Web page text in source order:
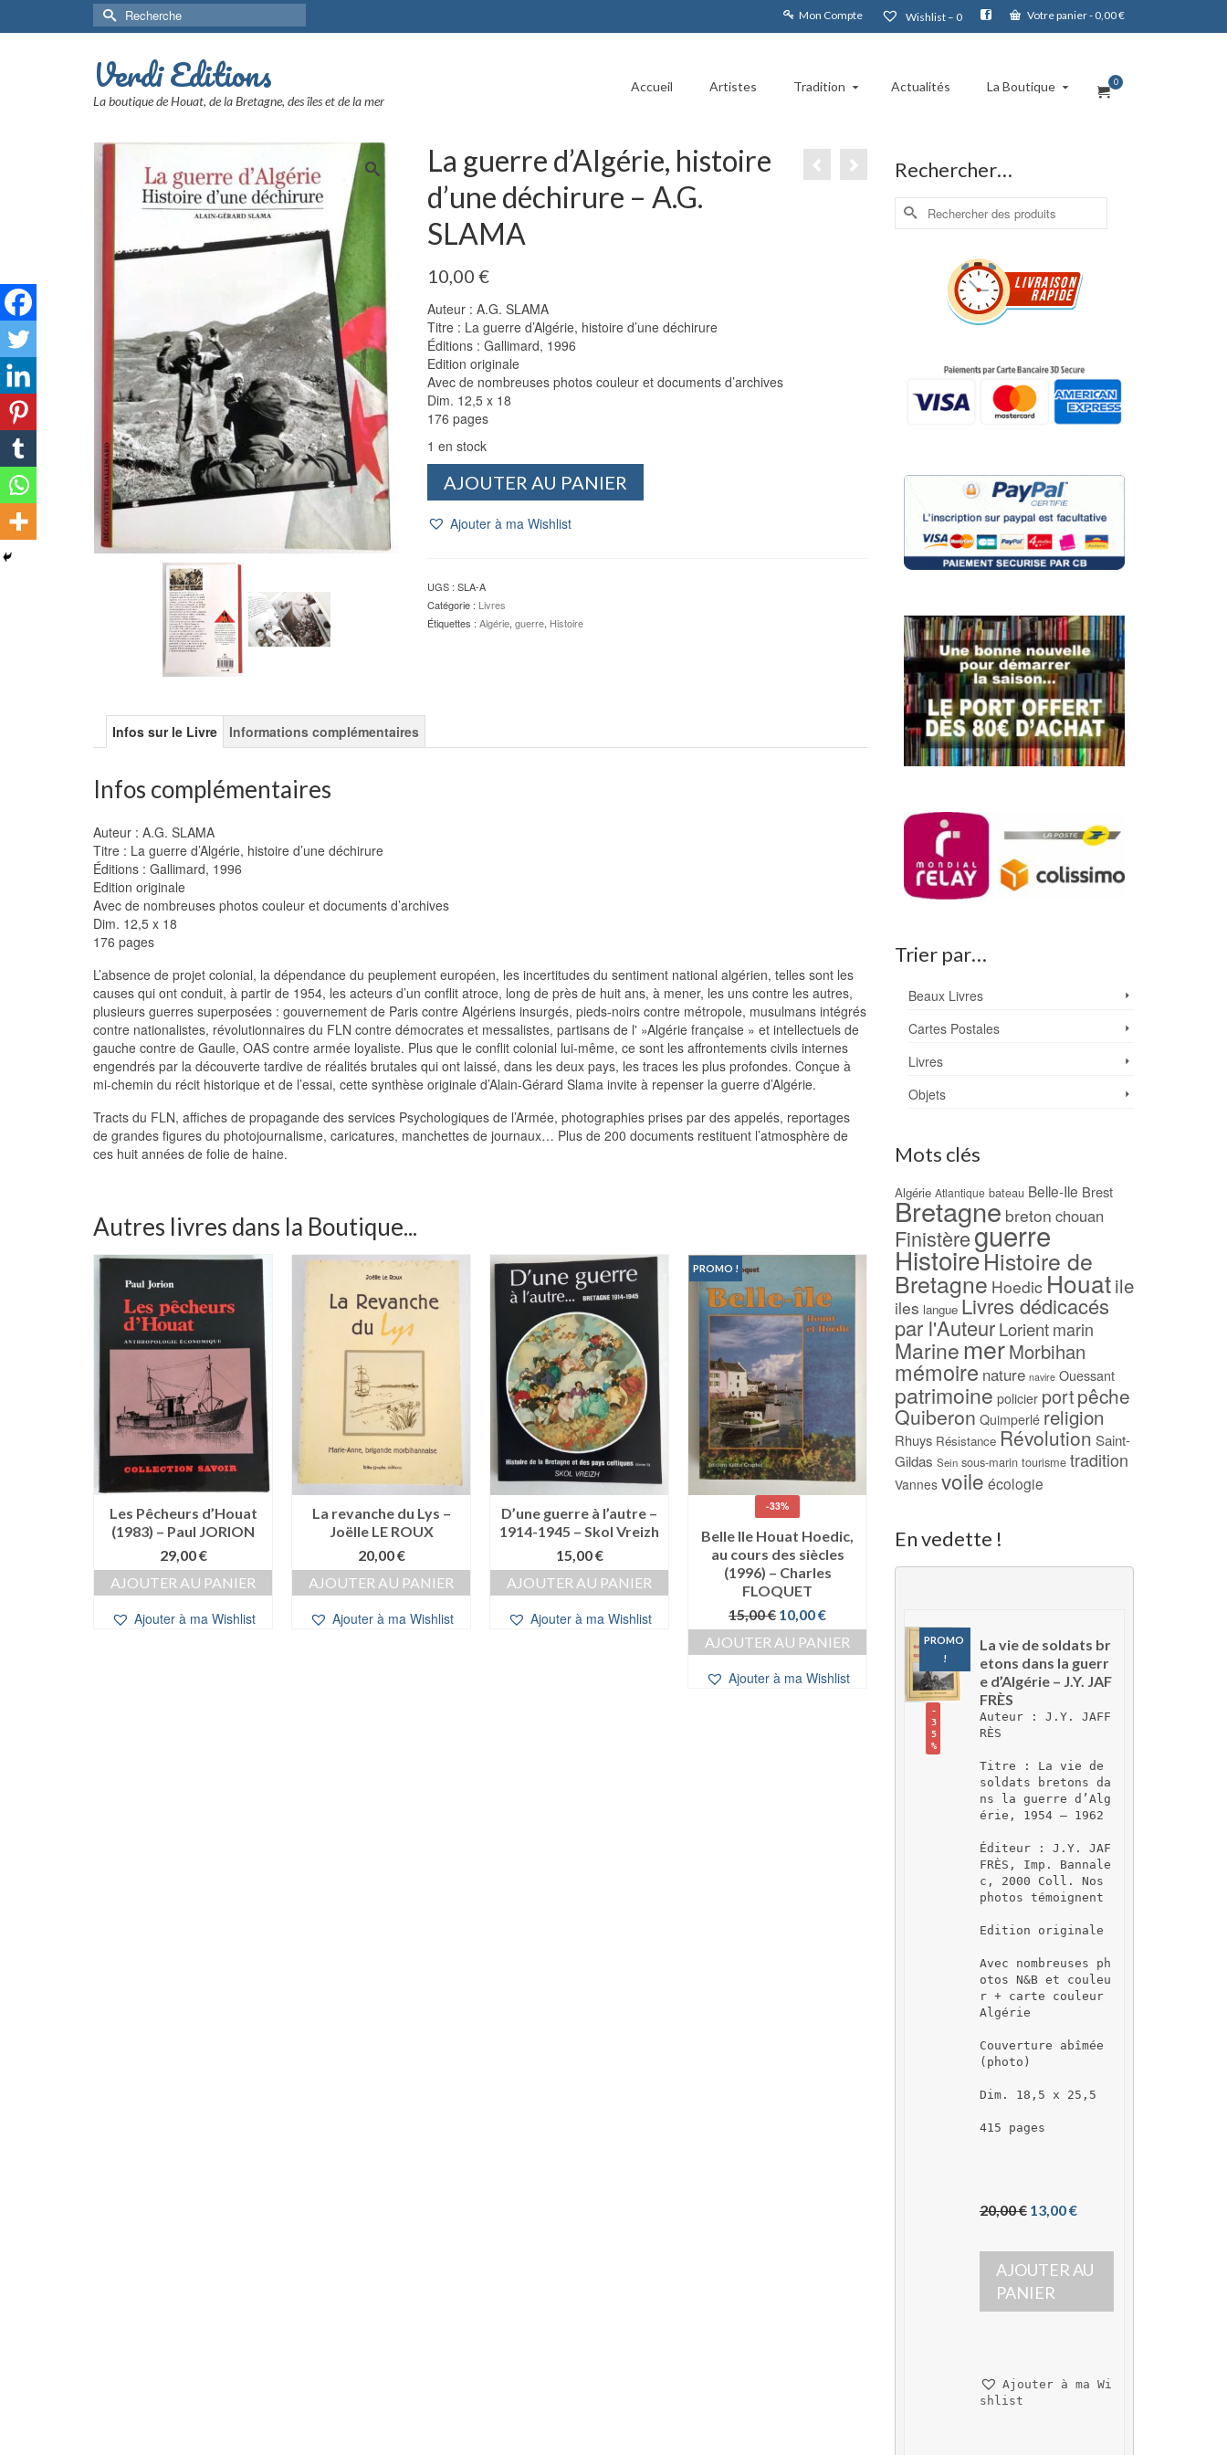
Mon Compte Wishlist – 0 Votre panier- 0,00€
Rechercher :
Verdi Editions
La boutique de Houat, de la Bretagne, des îles et de la mer
Accueil Artistes Tradition Actualités La Boutique 0
La guerre d’Algérie, histoire
d’une déchirure – A.G.
SLAMA
10,00 €
Auteur : A.G. SLAMA
Titre : La guerre d’Algérie, histoire d’une déchirure
Éditions : Gallimard, 1996
Edition originale
Avec de nombreuses photos couleur et documents d’archives
Dim. 12,5 x 18
176 pages
1 en stock
guerre
d'une
déchirure
-
AJOUTER AU PANIER
Ajouter à ma Wishlist
UGS : SLA-A
Catégorie : Livres
Étiquettes : Algérie, guerre, Histoire
Infos sur le Livre Informations complémentaires
Infos complémentaires
Auteur : A.G. SLAMA
Titre : La guerre d’Algérie, histoire d’une déchirure
Éditions : Gallimard, 1996
Edition originale
Avec de nombreuses photos couleur et documents d’archives
Dim. 12,5 x 18
176 pages
L’absence de projet colonial, la dépendance du peuplement européen, les incertitudes du sentiment national algérien, telles sont les
causes qui ont conduit, à partir de 1954, les acteurs d’un conflit atroce, long de près de huit ans, à mener, les uns contre les autres,
plusieurs guerres superposées : gouvernement de Paris contre Algériens insurgés, pieds-noirs contre métropole, musulmans intégrés
contre nationalistes, révolutionnaires du FLN contre démocrates et messalistes, partisans de l' »Algérie française » et intellectuels de
gauche contre de Gaulle, OAS contre armée loyaliste. Plus que le conflit colonial lui-même, ce sont les affrontements civils internes
engendrés par la découverte tardive de réalités brutales qui ont laissé, dans les deux pays, les traces les plus profondes. Conçue à
mi-chemin du récit historique et de l’essai, cette synthèse originale d’Alain-Gérard Slama invite à repenser la guerre d’Algérie.
Tracts du FLN, affiches de propagande des services Psychologiques de l’Armée, photographies prises par des appelés, reportages
de grandes figures du photojournalisme, caricatures, manchettes de journaux… Plus de 200 documents restituent l’atmosphère de
ces huit années de folie de haine.
Autres livres dans la Boutique...
Les Pêcheurs d’Houat
(1983) – Paul JORION
29,00€
AJOUTER AU PANIER
Ajouter à ma Wishlist
La revanche du Lys –
Joëlle LE ROUX
20,00€
AJOUTER AU PANIER
Ajouter à ma Wishlist
D’une guerre à l’autre –
1914-1945 – Skol Vreizh
15,00€
AJOUTER AU PANIER
Ajouter à ma Wishlist
PROMO !
-33%
Belle Ile Houat Hoedic,
au cours des siècles
(1996) – Charles
FLOQUET
15,00€ Le
prix
initial
15,00 €.
10,00€Le
prix
actuel
10,00 €.
AJOUTER AU PANIER
Ajouter à ma Wishlist
BACHELLERIE
Rechercher…
Rechercher :
Trier par…
Beaux Livres
Cartes Postales
Livres
Objets
Mots clés
Algérie Atlantique bateau Belle-Ile Brest
Bretagne breton chouan
Finistèreguerre
HistoireHistoire de
Bretagne Hoedic Houatile
iles langue Livres dédicacés
par l'Auteur Lorient marin
Marine merMorbihan
mémoire nature navire Ouessant
patrimoine policier portpêche
Quiberon Quimperlé religion
Rhuys Résistance Révolution Saint-
Gildas Sein sous-marin tourisme tradition
Vannes voile écologie
En vedette !
PROMO
!
-
3
5
%
La vie de soldats br
etons dans la guerr
e d’Algérie – J.Y. JAF
FRÈS
Auteur : J.Y. JAFF
RÈS
Titre : La vie de
soldats bretons da
ns la guerre d’Alg
érie, 1954 – 1962
Éditeur : J.Y. JAF
FRÈS, Imp. Bannale
c, 2000 Coll. Nos
photos témoignent
Edition originale
Avec nombreuses ph
otos N&B et couleu
r + carte couleur
Algérie
Couverture abîmée
(photo)
Dim. 18,5 x 25,5
415 pages
20,00 € L
p
r
i
x
t
13,00 €L
p
r
x
u
AJOUTER AU
PANIER
Ajouter à ma Wi
shlist